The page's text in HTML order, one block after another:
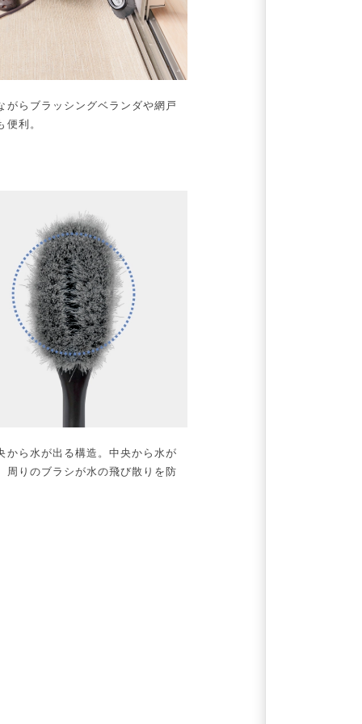
がらブラッシングベランダや網戸
便利。
から水が出る構造。中央から水が
周りのブラシが水の飛び散りを防